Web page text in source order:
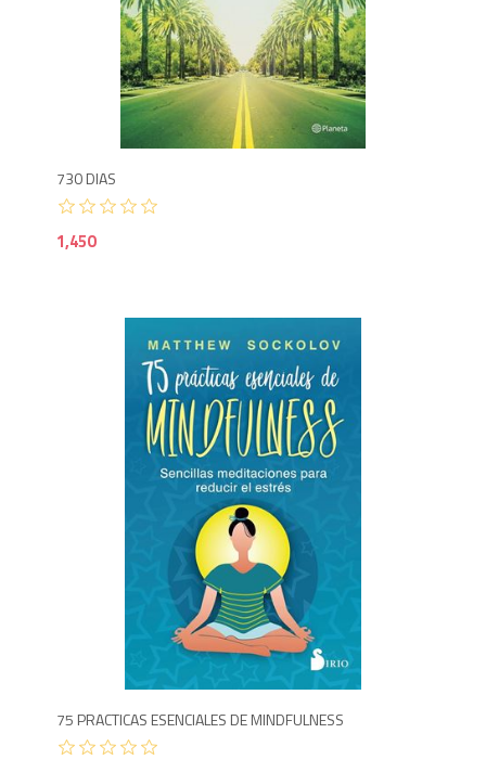
730 DIAS
1,450
75 PRACTICAS ESENCIALES DE MINDFULNESS